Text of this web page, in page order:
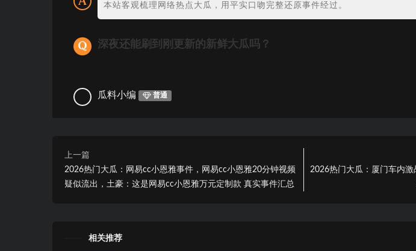
本站客观梳理网络热点大瓜，用平实口吻完整还原事件经过。
深夜还能刷到刚更新的新鲜大瓜吗？
瓜料小编 普通
上一篇
2026热门大瓜：网易cc小恩雅事件，网易cc小恩雅20分钟视频
疑似流出，土豪：这是网易cc小恩雅万元定制款 真实事件汇总
2026热门大瓜：厦门车内
相关推荐